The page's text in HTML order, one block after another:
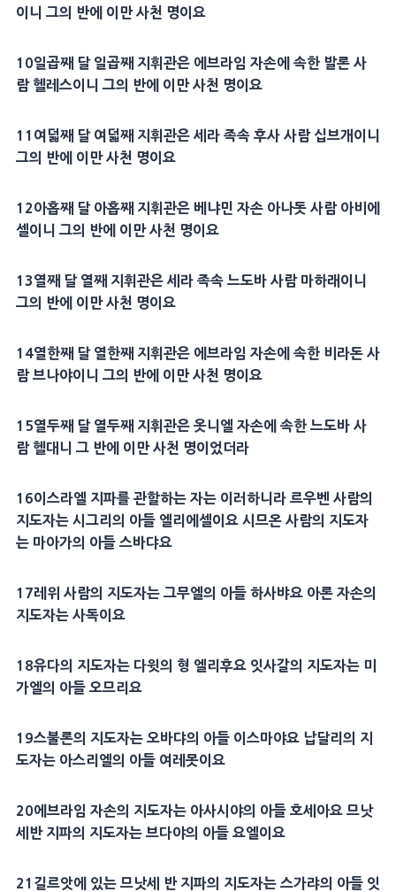
이니 그의 반에 이만 사천 명이요
10일곱째 달 일곱째 지휘관은 에브라임 자손에 속한 발론 사
람 헬레스이니 그의 반에 이만 사천 명이요
11여덟째 달 여덟째 지휘관은 세라 족속 후사 사람 십브개이니
그의 반에 이만 사천 명이요
12아홉째 달 아홉째 지휘관은 베냐민 자손 아나돗 사람 아비에
셀이니 그의 반에 이만 사천 명이요
13열째 달 열째 지휘관은 세라 족속 느도바 사람 마하래이니
그의 반에 이만 사천 명이요
14열한째 달 열한째 지휘관은 에브라임 자손에 속한 비라돈 사
람 브나야이니 그의 반에 이만 사천 명이요
15열두째 달 열두째 지휘관은 옷니엘 자손에 속한 느도바 사
람 헬대니 그 반에 이만 사천 명이었더라
16이스라엘 지파를 관할하는 자는 이러하니라 르우벤 사람의
지도자는 시그리의 아들 엘리에셀이요 시므온 사람의 지도자
는 마아가의 아들 스바댜요
17레위 사람의 지도자는 그무엘의 아들 하사뱌요 아론 자손의
지도자는 사독이요
18유다의 지도자는 다윗의 형 엘리후요 잇사갈의 지도자는 미
가엘의 아들 오므리요
19스불론의 지도자는 오바댜의 아들 이스마야요 납달리의 지
도자는 아스리엘의 아들 여레못이요
20에브라임 자손의 지도자는 아사시야의 아들 호세아요 므낫
세반 지파의 지도자는 브다야의 아들 요엘이요
21길르앗에 있는 므낫세 반 지파의 지도자는 스가랴의 아들 잇